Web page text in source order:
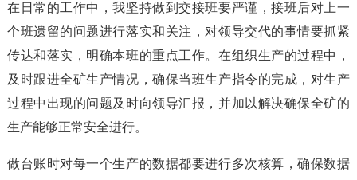
在日常的工作中，我坚持做到交接班要严谨，接班后对上一
个班遗留的问题进行落实和关注，对领导交代的事情要抓紧
传达和落实，明确本班的重点工作。在组织生产的过程中，
及时跟进全矿生产情况，确保当班生产指令的完成，对生产
过程中出现的问题及时向领导汇报，并加以解决确保全矿的
生产能够正常安全进行。
做台账时对每一个生产的数据都要进行多次核算，确保数据